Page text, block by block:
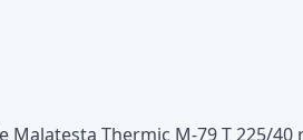
Malatesta Thermic M-79 T 225/40